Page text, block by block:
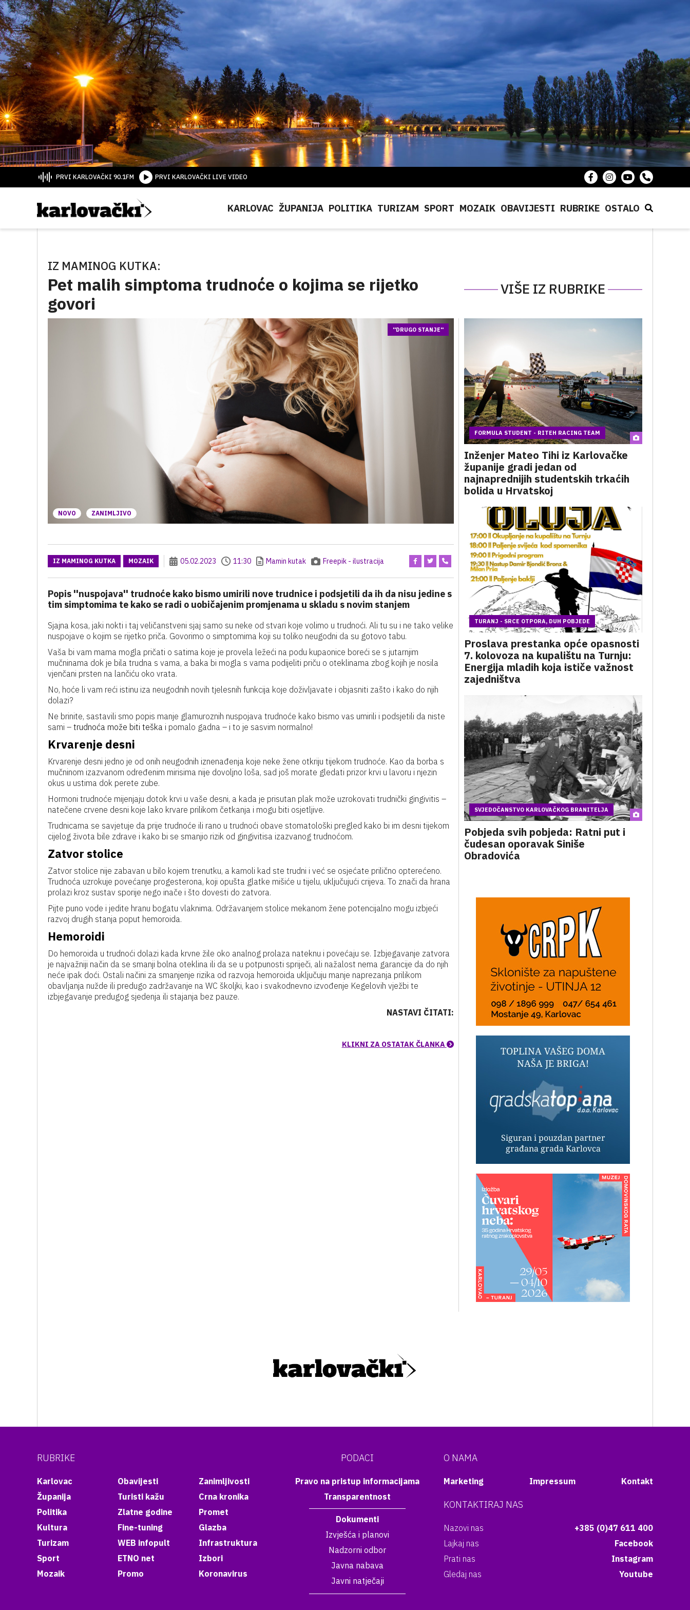
PRVI KARLOVAČKI 90.1FM PRVI KARLOVAČKI LIVE VIDEO
KARLOVAC ŽUPANIJA POLITIKA TURIZAM SPORT MOZAIK OBAVIJESTI RUBRIKE OSTALO
IZ MAMINOG KUTKA:
Pet malih simptoma trudnoće o kojima se rijetko
govori
VIŠE IZ RUBRIKE
NOVO ZANIMLJIVO
''DRUGO STANJE''
IZ MAMINOG KUTKA MOZAIK 05.02.2023 11:30 Mamin kutak Freepik - ilustracija
Popis ''nuspojava'' trudnoće kako bismo umirili nove trudnice i podsjetili da ih da nisu jedine s
tim simptomima te kako se radi o uobičajenim promjenama u skladu s novim stanjem
Sjajna kosa, jaki nokti i taj veličanstveni sjaj samo su neke od stvari koje volimo u trudnoći. Ali tu su i ne tako velike
nuspojave o kojim se rijetko priča. Govorimo o simptomima koji su toliko neugodni da su gotovo tabu.
Vaša bi vam mama mogla pričati o satima koje je provela ležeći na podu kupaonice boreći se s jutarnjim
mučninama dok je bila trudna s vama, a baka bi mogla s vama podijeliti priču o oteklinama zbog kojih je nosila
vjenčani prsten na lančiću oko vrata.
No, hoće li vam reći istinu iza neugodnih novih tjelesnih funkcija koje doživljavate i objasniti zašto i kako do njih
dolazi?
Ne brinite, sastavili smo popis manje glamuroznih nuspojava trudnoće kako bismo vas umirili i podsjetili da niste
sami – trudnoća može biti teška i pomalo gadna – i to je sasvim normalno!
Krvarenje desni
Krvarenje desni jedno je od onih neugodnih iznenađenja koje neke žene otkriju tijekom trudnoće. Kao da borba s
mučninom izazvanom određenim mirisima nije dovoljno loša, sad još morate gledati prizor krvi u lavoru i njezin
okus u ustima dok perete zube.
Hormoni trudnoće mijenjaju dotok krvi u vaše desni, a kada je prisutan plak može uzrokovati trudnički gingivitis –
natečene crvene desni koje lako krvare prilikom četkanja i mogu biti osjetljive.
Trudnicama se savjetuje da prije trudnoće ili rano u trudnoći obave stomatološki pregled kako bi im desni tijekom
cijelog života bile zdrave i kako bi se smanjio rizik od gingivitisa izazvanog trudnoćom.
Zatvor stolice
Zatvor stolice nije zabavan u bilo kojem trenutku, a kamoli kad ste trudni i već se osjećate prilično opterećeno.
Trudnoća uzrokuje povećanje progesterona, koji opušta glatke mišiće u tijelu, uključujući crijeva. To znači da hrana
prolazi kroz sustav sporije nego inače i što dovesti do zatvora.
Pijte puno vode i jedite hranu bogatu vlaknima. Održavanjem stolice mekanom žene potencijalno mogu izbjeći
razvoj drugih stanja poput hemoroida.
Hemoroidi
Do hemoroida u trudnoći dolazi kada krvne žile oko analnog prolaza nateknu i povećaju se. Izbjegavanje zatvora
je najvažniji način da se smanji bolna oteklina ili da se u potpunosti spriječi, ali nažalost nema garancije da do njih
neće ipak doći. Ostali načini za smanjenje rizika od razvoja hemoroida uključuju manje naprezanja prilikom
obavljanja nužde ili predugo zadržavanje na WC školjki, kao i svakodnevno izvođenje Kegelovih vježbi te
izbjegavanje predugog sjedenja ili stajanja bez pauze.
NASTAVI ČITATI:
KLIKNI ZA OSTATAK ČLANKA
FORMULA STUDENT - RITEH RACING TEAM
Inženjer Mateo Tihi iz Karlovačke
županije gradi jedan od
najnaprednijih studentskih trkaćih
bolida u Hrvatskoj
TURANJ - SRCE OTPORA, DUH POBJEDE
Proslava prestanka opće opasnosti
7. kolovoza na kupalištu na Turnju:
Energija mladih koja ističe važnost
zajedništva
SVJEDOČANSTVO KARLOVAČKOG BRANITELJA
Pobjeda svih pobjeda: Ratni put i
čudesan oporavak Siniše
Obradovića
RUBRIKE
Karlovac
Županija
Politika
Kultura
Turizam
Sport
Mozaik
Obavijesti
Turisti kažu
Zlatne godine
Fine-tuning
WEB infopult
ETNO net
Promo
Zanimljivosti
Crna kronika
Promet
Glazba
Infrastruktura
Izbori
Koronavirus
PODACI
Pravo na pristup informacijama
Transparentnost
Dokumenti
Izvješća i planovi
Nadzorni odbor
Javna nabava
Javni natječaji
O NAMA
Marketing Impressum Kontakt
KONTAKTIRAJ NAS
Nazovi nas
+385 (0)47 611 400
Lajkaj nas
Facebook
Prati nas
Instagram
Gledaj nas
Youtube